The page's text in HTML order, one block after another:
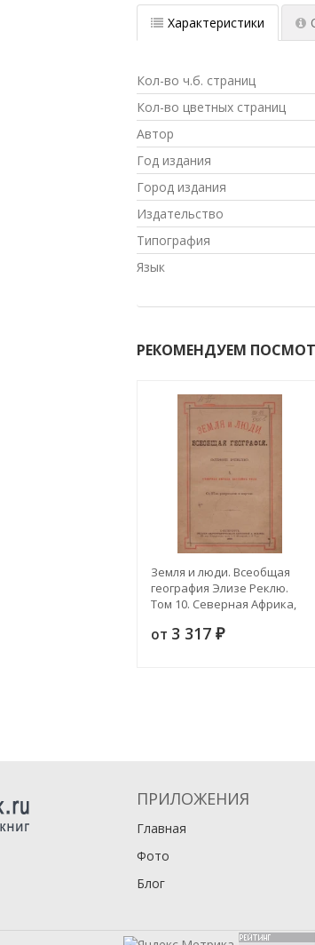
Характеристики
Кол-во ч.б. страниц
Кол-во цветных страниц
Автор
Год издания
Город издания
Издательство
Типография
Язык
РЕКОМЕНДУЕМ
Земля и люди. Всеобщая
география Элизе Реклю.
Том 10. Северная Африка,
от 3 317 ₽
ПРИЛОЖЕНИЯ
Главная
Фото
Блог